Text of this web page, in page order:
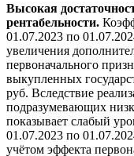
Высокая
рентабельности.
01.07.2023 по
увеличения
первоначального
выкупленных
руб. Вследствие
подразумевающих
показывает слабый
01.07.2023 по
учётом эффекта